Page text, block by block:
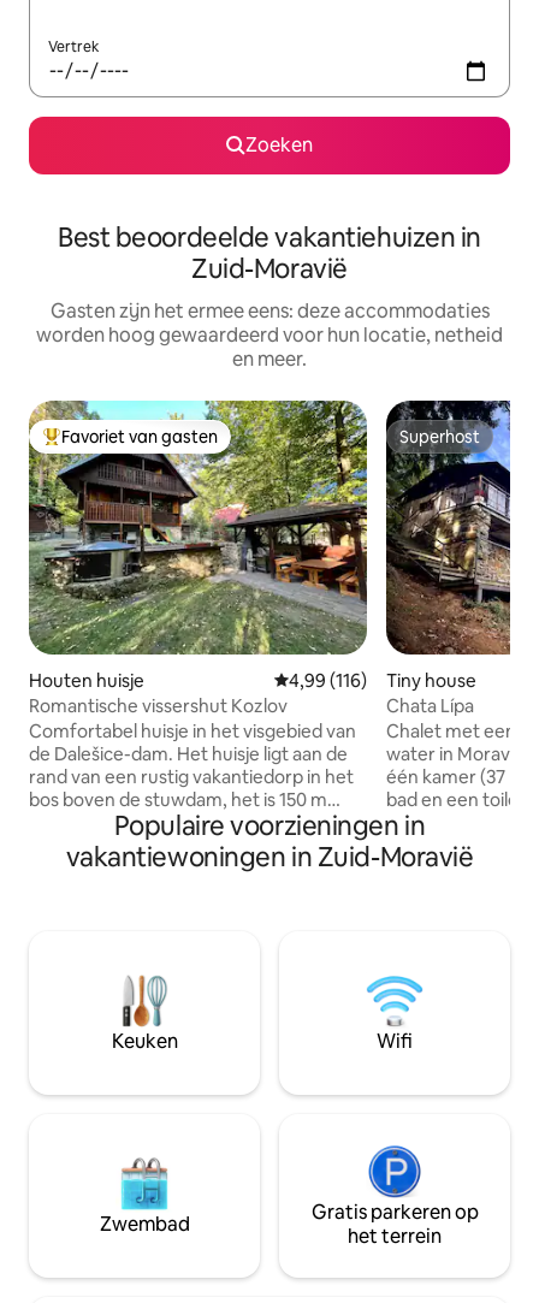
Vertrek
Zoeken
Best beoordeelde vakantiehuizen in
Zuid-Moravië
Gasten zijn het ermee eens: deze accommodaties
worden hoog gewaardeerd voor hun locatie, netheid
en meer.
Topfavoriet van gasten
Favoriet van gasten
Houten huisje Gemiddelde beoordeling van
4,99 (116)
Romantische vissershut Kozlov
Comfortabel huisje in het visgebied van
de Dalešice-dam. Het huisje ligt aan de
rand van een rustig vakantiedorp in het
bos boven de stuwdam, het is 150 m
naar het water via een pad vanaf de
helling, of met een terreinwagen of te
voet 400 m langs een bospad. Er is een
Kozlanská-strand (400 m), Koněšínská-
strand (800 m), aanlegsteiger voor
stoomboten. In de buurt zijn er ook
toeristische plaatsen Maxův kříž, de
kastelen en fietspaden.
Superhost
Superhost
Tiny house
Chata Lípa
Chalet met een
water in
één kamer (37
bad en een toilet.
uitgeruste
Verwarming is
haard en een
en de tuin is
aanbod is voor
willen en
Beste gasten,
Populaire voorzieningen in
vakantiewoningen in Zuid-Moravië
Keuken Wifi
Zwembad
Gratis parkeren op
het terrein